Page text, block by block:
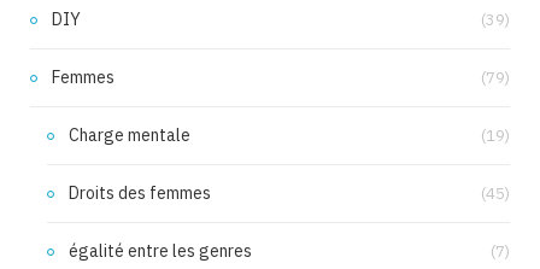
DIY (39)
Femmes (79)
Charge mentale (19)
Droits des femmes (45)
égalité entre les genres (7)